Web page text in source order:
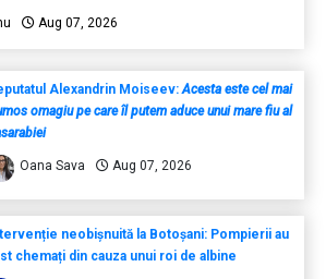
Aug 07, 2026
Alexandrin Moiseev: Acesta este cel mai
omagiu pe care îl putem aduce unui mare fiu al
Oana Sava Aug 07, 2026
neobișnuită la Botoșani: Pompierii au
chemați din cauza unui roi de albine